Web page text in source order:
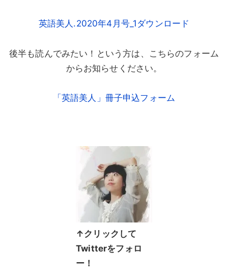
英語美人.2020年4月号_1ダウンロード
後半も読んでみたい！という方は、こちらのフォーム
からお知らせください。
「英語美人」冊子申込フォーム
↑クリックして
Twitterをフォロ
ー！